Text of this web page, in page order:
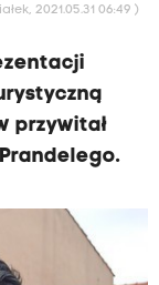
2021.05.31 06:49 )
przywitał